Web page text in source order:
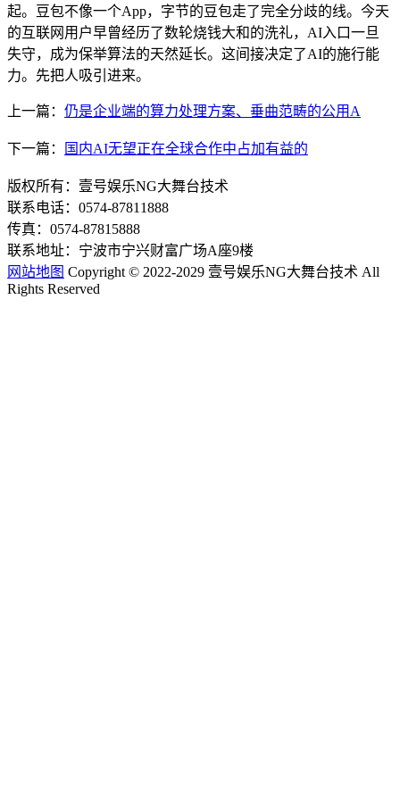
起。豆包不像一个App，字节的豆包走了完全分歧的线。今天
的互联网用户早曾经历了数轮烧钱大和的洗礼，AI入口一旦
失守，成为保举算法的天然延长。这间接决定了AI的施行能
力。先把人吸引进来。
上一篇： 仍是企业端的算力处理方案、垂曲范畴的公用A
下一篇： 国内AI无望正在全球合作中占加有益的
版权所有：壹号娱乐NG大舞台技术
联系电话：0574-87811888
传真：0574-87815888
联系地址：宁波市宁兴财富广场A座9楼
网站地图 Copyright © 2022-2029 壹号娱乐NG大舞台技术 All
Rights Reserved